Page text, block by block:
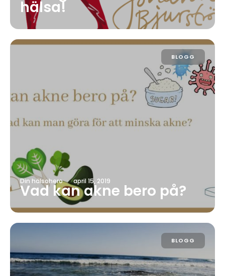
hälsa!
BLOGG
Din hälsohero · april 15, 2019
Vad kan akne bero på?
BLOGG